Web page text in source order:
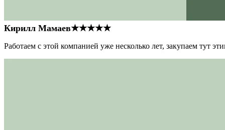
Кирилл Мамаев★★★★★
Работаем с этой компанией уже несколько лет, закупаем тут